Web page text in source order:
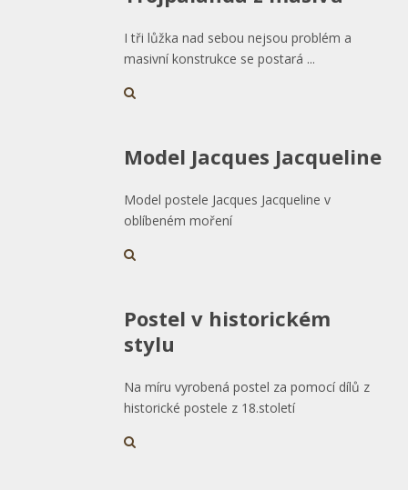
I tři lůžka nad sebou nejsou problém a
masivní konstrukce se postará ...
Model Jacques Jacqueline
Model postele Jacques Jacqueline v
oblíbeném moření
Postel v historickém
stylu
Na míru vyrobená postel za pomocí dílů z
historické postele z 18.století